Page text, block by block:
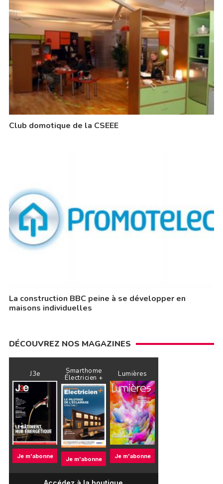
Club domotique de la CSEEE
La construction BBC peine à se développer en
maisons individuelles
DÉCOUVREZ NOS MAGAZINES
J3e
Je m'abonne
Smarthome
Électricien +
Je m'abonne
Lumières
Je m'abonne